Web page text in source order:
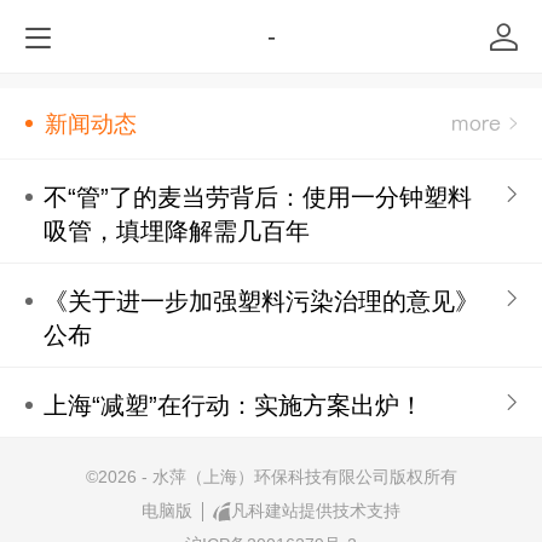
-
新闻动态
不“管”了的麦当劳背后：使用一分钟塑料
吸管，填埋降解需几百年
《关于进一步加强塑料污染治理的意见》
公布
上海“减塑”在行动：实施方案出炉！
©2026 - 水萍（上海）环保科技有限公司版权所有
电脑版
凡科建站提供技术支持